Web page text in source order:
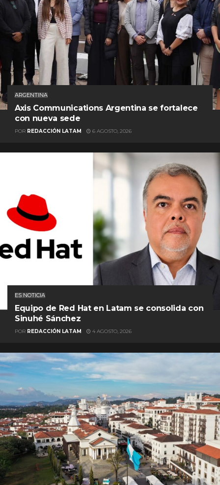
ARGENTINA
Axis Communications Argentina se fortalece
con nueva sede
POR REDACCIÓN LATAM 6 AGOSTO, 2026
ES NOTICIA
Equipo de Red Hat en Latam se consolida con
Sinuhé Sánchez
POR REDACCIÓN LATAM 4 AGOSTO, 2026